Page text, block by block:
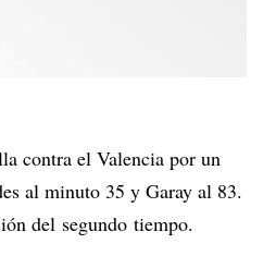
contra el Valencia por un
al minuto 35 y Garay al 83.
del segundo tiempo.